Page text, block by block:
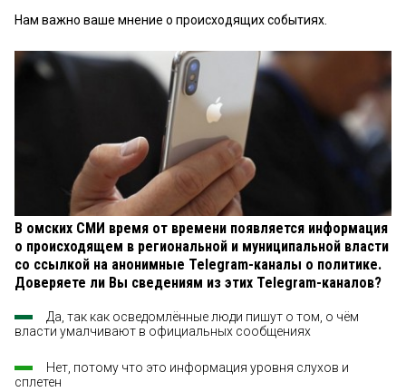
ПРОИСШЕСТВИЯ
Блоги
Архив
Нам важно ваше мнение о происходящих событиях.
В омских СМИ время от времени появляется информация
о происходящем в региональной и муниципальной власти
со ссылкой на анонимные Telegram-каналы о политике.
Доверяете ли Вы сведениям из этих Telegram-каналов?
Да, так как осведомлённые люди пишут о том, о чём
власти умалчивают в официальных сообщениях
Нет, потому что это информация уровня слухов и
сплетен